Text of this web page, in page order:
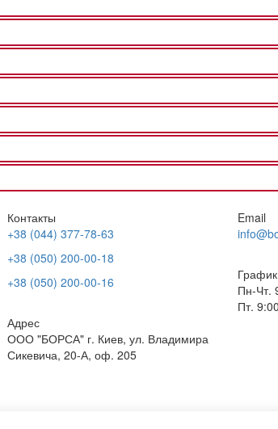
Контакты
+38 (044) 377-78-63
+38 (050) 200-00-18
+38 (050) 200-00-16
Адрес
ООО "БОРСА" г. Киев, ул. Владимира
Сикевича, 20-А, оф. 205
Email
Пн-Чт.
Пт.